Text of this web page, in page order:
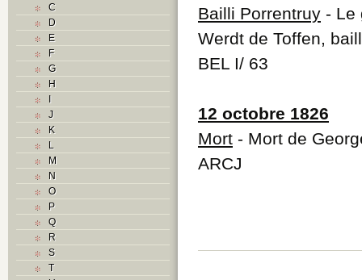
C
D
E
F
G
H
I
J
K
L
M
N
O
P
Q
R
S
T
Bailli Porrentruy - Le
Werdt de Toffen,
BEL I/ 63
12 octobre 1826
Mort - Mort de
ARCJ